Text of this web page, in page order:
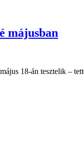
májusban
18-án tesztelik –